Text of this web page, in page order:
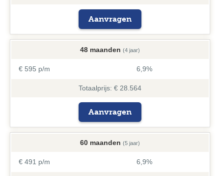
Aanvragen
48 maanden (4 jaar)
€ 595 p/m 6,9%
Totaalprijs: € 28.564
Aanvragen
60 maanden (5 jaar)
€ 491 p/m 6,9%